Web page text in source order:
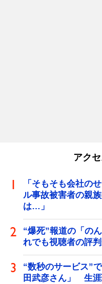
アク
「そもそも会社の
ル事故被害者の親
は…」
“爆死”報道の「の
れでも視聴者の評
“数秒のサービス”
田武彦さん」 生涯